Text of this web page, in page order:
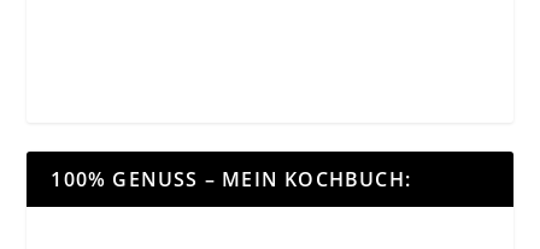
100% GENUSS – MEIN KOCHBUCH: